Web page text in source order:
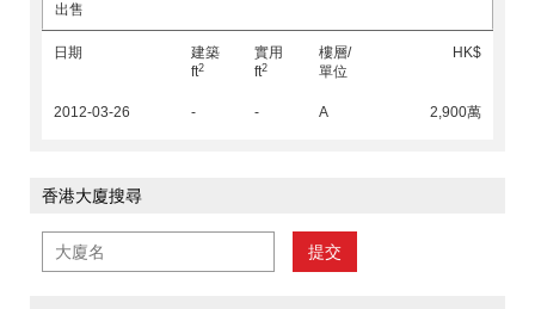
出售
日期
建築
ft2
實用
ft2
樓層/
單位
HK$
2012-03-26 - - A 2,900萬
香港大廈搜尋
提交